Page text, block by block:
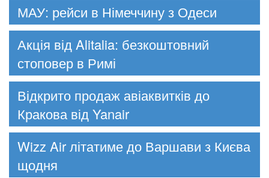
МАУ: рейси в Німеччину з Одеси
Акція від Alitalia: безкоштовний
стоповер в Римі
Відкрито продаж авіаквитків до
Кракова від Yanair
Wizz Air літатиме до Варшави з Києва
щодня